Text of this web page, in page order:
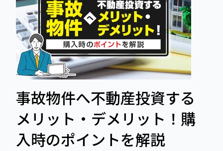
事故物件へ不動産投資する
メリット・デメリット！購
入時のポイントを解説